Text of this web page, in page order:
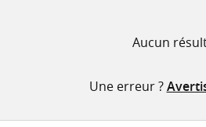
Aucun
Une erreur ?